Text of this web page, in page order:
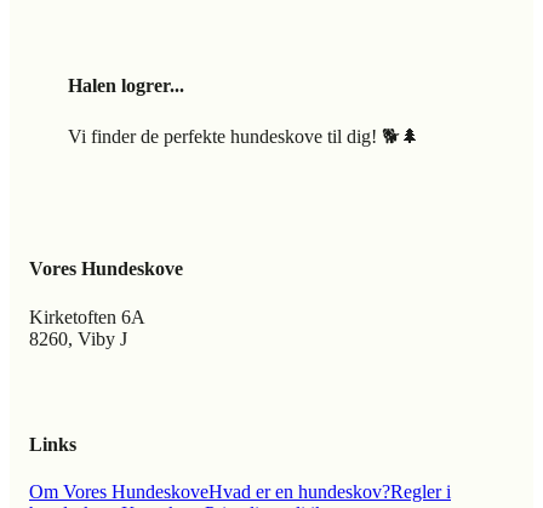
Halen logrer...
Vi finder de perfekte hundeskove til dig! 🐕🌲
Vores Hundeskove
Kirketoften 6A
8260, Viby J
Links
Om Vores HundeskoveHvad er en hundeskov?Regler i